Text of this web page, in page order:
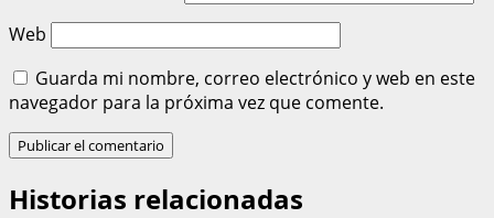
Web
Guarda mi nombre, correo electrónico y web en este
navegador para la próxima vez que comente.
Historias relacionadas